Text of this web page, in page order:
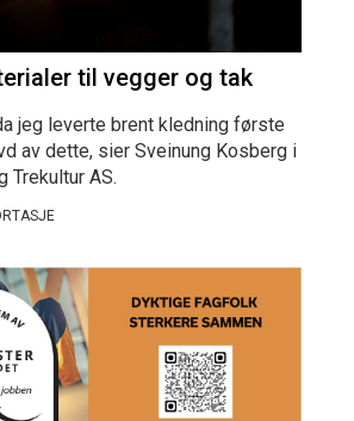
til vegger og tak
jeg leverte brent kledning første
av dette, sier Sveinung Kosberg i
Trekultur AS.